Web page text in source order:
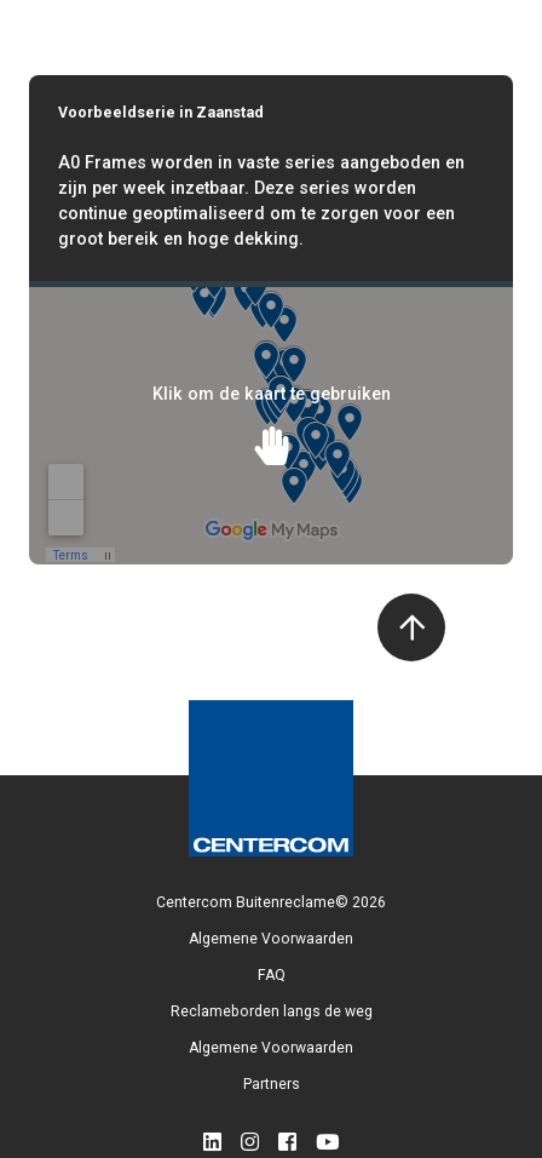
Voorbeeldserie in Zaanstad
A0 Frames worden in vaste series aangeboden en
zijn per week inzetbaar. Deze series worden
continue geoptimaliseerd om te zorgen voor een
groot bereik en hoge dekking.
Klik om de kaart te gebruiken
Centercom Buitenreclame© 2026
Algemene Voorwaarden
FAQ
Reclameborden langs de weg
Algemene Voorwaarden
Partners